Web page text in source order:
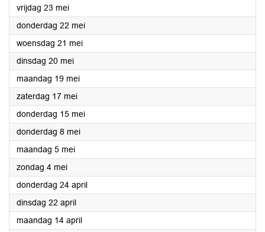
vrijdag 23 mei2025
donderdag 22 mei2025
woensdag 21 mei2025
dinsdag 20 mei2025
maandag 19 mei2025
zaterdag 17 mei2025
donderdag 15 mei2025
donderdag 8 mei2025
maandag 5 mei2025
zondag 4 mei2025
donderdag 24 april2025
dinsdag 22 april2025
maandag 14 april2025